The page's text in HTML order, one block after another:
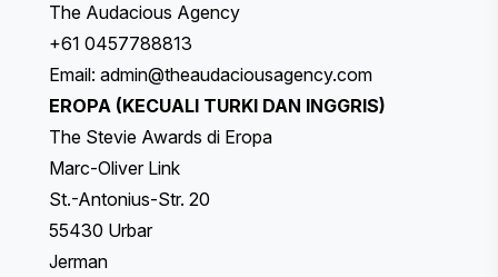
The Audacious Agency
+61 0457788813
Email: admin@theaudaciousagency.com
EROPA (KECUALI TURKI DAN INGGRIS)
The Stevie Awards di Eropa
Marc-Oliver Link
St.-Antonius-Str. 20
55430 Urbar
Jerman